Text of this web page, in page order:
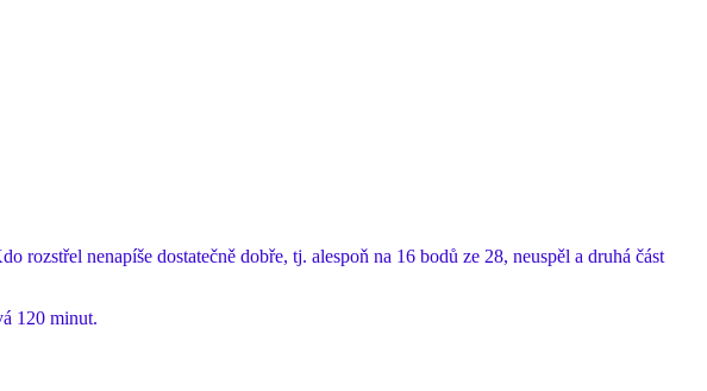
nenapíše dostatečně dobře, tj. alespoň na 16 bodů ze 28, neuspěl a druhá část
120 minut.